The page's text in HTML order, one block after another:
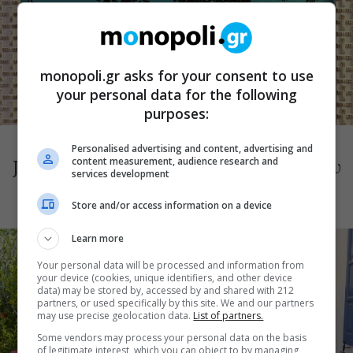
ΕΚΘΕΣΕΙΣ
Γιατί Κελαηδά το πουλί στο κλουβί: Το
Just Art Project στην Πινακοθήκη Δήμου
Αθηναίων με μια ομαδική έκθεση
monopoli.gr asks for your consent to use
your personal data for the following
purposes:
Personalised advertising and content, advertising and
content measurement, audience research and
services development
Store and/or access information on a device
Learn more
Your personal data will be processed and information from
your device (cookies, unique identifiers, and other device
data) may be stored by, accessed by and shared with 212
partners, or used specifically by this site. We and our partners
may use precise geolocation data. List of partners.
Some vendors may process your personal data on the basis
of legitimate interest, which you can object to by managing